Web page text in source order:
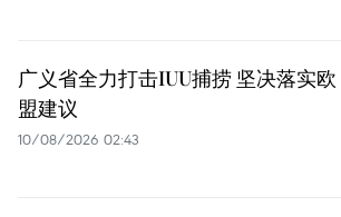
广义省全力打击IUU捕捞 坚决落实欧
盟建议
10/08/2026 02:43